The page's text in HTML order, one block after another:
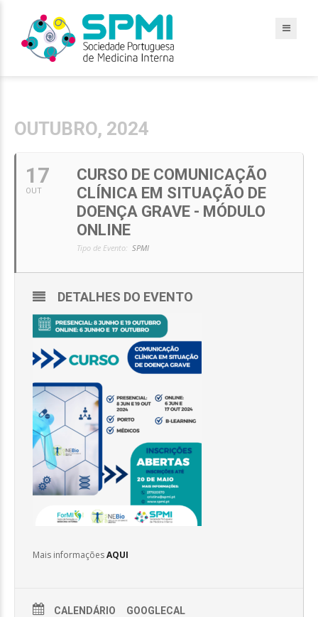
OUTUBRO, 2024
17
OUT
CURSO DE COMUNICAÇÃO
CLÍNICA EM SITUAÇÃO DE
DOENÇA GRAVE - MÓDULO
ONLINE
Tipo de Evento: SPMI
DETALHES DO EVENTO
Mais informaçõesAQUI
CALENDÁRIO GOOGLECAL